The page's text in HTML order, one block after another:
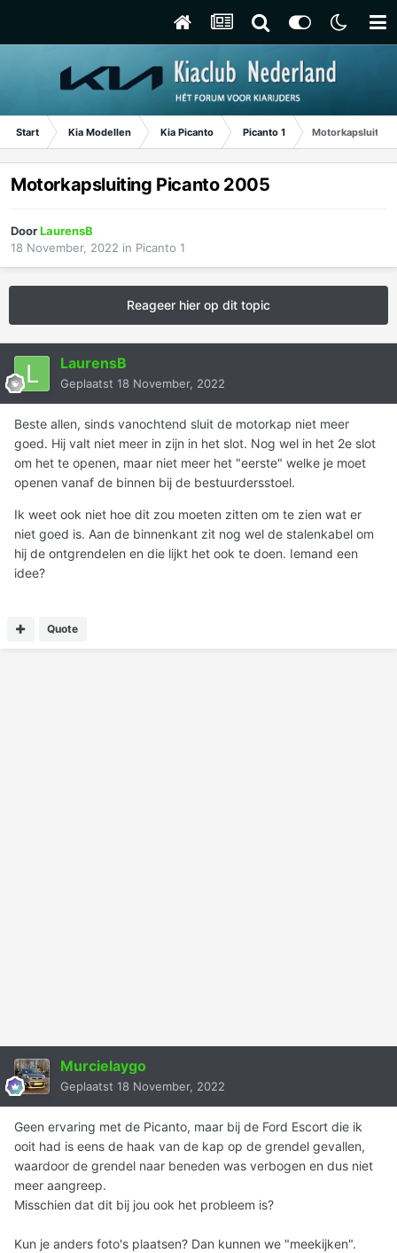
Start Kia Modellen Kia Picanto Picanto 1 Motorkapsluiting
Motorkapsluiting Picanto 2005
DoorLaurensB
18 November, 2022 in Picanto 1
Reageer hier op dit topic
LaurensB
Geplaatst 18 November, 2022
Beste allen, sinds vanochtend sluit de motorkap niet meer
goed. Hij valt niet meer in zijn in het slot. Nog wel in het 2e slot
om het te openen, maar niet meer het "eerste" welke je moet
openen vanaf de binnen bij de bestuurdersstoel.
Ik weet ook niet hoe dit zou moeten zitten om te zien wat er
niet goed is. Aan de binnenkant zit nog wel de stalenkabel om
hij de ontgrendelen en die lijkt het ook te doen. Iemand een
idee?
Quote
Murcielaygo
Geplaatst 18 November, 2022
Geen ervaring met de Picanto, maar bij de Ford Escort die ik
ooit had is eens de haak van de kap op de grendel gevallen,
waardoor de grendel naar beneden was verbogen en dus niet
meer aangreep.
Misschien dat dit bij jou ook het probleem is?
Kun je anders foto's plaatsen? Dan kunnen we "meekijken".